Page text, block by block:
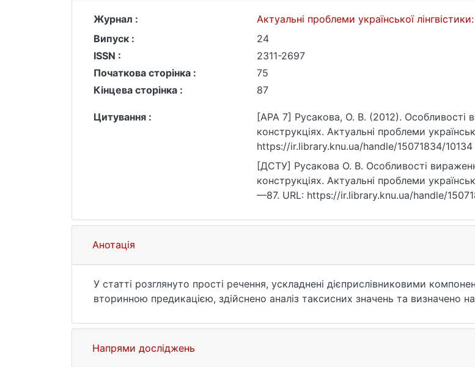
Журнал :
Актуальні проблеми української
Випуск :
24
ISSN :
2311-2697
Початкова сторінка :
75
Кінцева сторінка :
87
Цитування :
[APA 7] Русакова, О. В. (2012). Особливості
конструкціях. Актуальні проблеми
https://ir.library.knu.ua/handle/15071834/10134
[ДСТУ] Русакова О. В. Особливості
конструкціях. Актуальні проблеми
—87. URL: https://ir.library.knu.ua/handle/
Анотація
У статті розглянуто прості речення, ускладнені дієприслівниковими
вторинною предикацією, здійснено аналіз таксисних значень та визначено
Напрями досліджень